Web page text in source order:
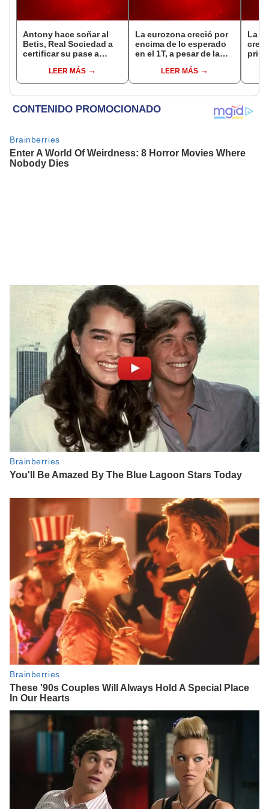
Antony hace soñar al
Betis, Real Sociedad a
certificar su pase a
LEER MÁS
La eurozona creció por
encima de lo esperado
en el 1T, a pesar de la
LEER MÁS
La